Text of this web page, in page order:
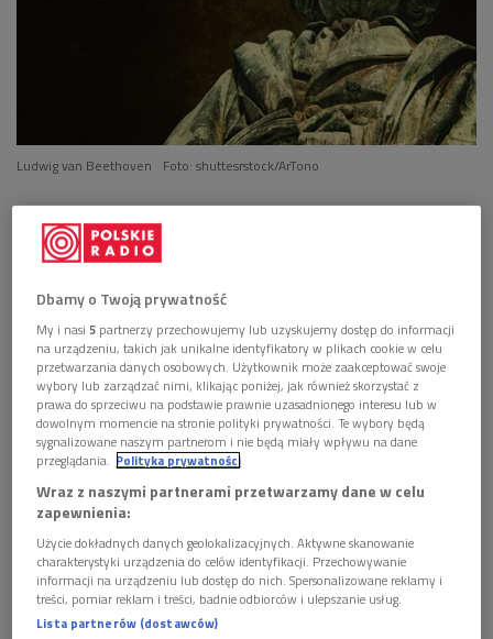
Ludwig van Beethoven Foto: shuttesrstock/ArTono
POSŁUCHAJ
29:59
Podsumowanie Maratonu Beethovenowskiego
Za nami dwudniowy, urodzinowy Maraton Beethovenowski.
250 rocznica urodzin mistrza z Bonn. Ale, czy święto w takim
wymiarze, jakim się spodziewaliśmy?Rok Beethovenowski
dobiega końca, a jego rytm wyznaczany był raczej falami
pandemii, a nie muzycznymi wydarzeniami. Co pozostało po
tym roku i czy Covid dotknął także 250-letniego
Beethovena? O tym w audycji "Rozmowy po zmroku" ze
swoimi gośćmi rozmawiałAndrzej Suł
Dbamy o Twoją prywatność
My i nasi5 partnerzy przechowujemy lub uzyskujemy dostęp do informacji
na urządzeniu, takich jak unikalne identyfikatory w plikach cookie w celu
przetwarzania danych osobowych. Użytkownik może zaakceptować swoje
wybory lub zarządzać nimi, klikając poniżej, jak również skorzystać z
prawa do sprzeciwu na podstawie prawnie uzasadnionego interesu lub w
dowolnym momencie na stronie polityki prywatności. Te wybory będą
sygnalizowane naszym partnerom i nie będą miały wpływu na dane
przeglądania. Polityka prywatności
Wraz z naszymi partnerami przetwarzamy dane w celu
zapewnienia:
Użycie dokładnych danych geolokalizacyjnych. Aktywne skanowanie
charakterystyki urządzenia do celów identyfikacji. Przechowywanie
informacji na urządzeniu lub dostęp do nich. Spersonalizowane reklamy i
treści, pomiar reklam i treści, badnie odbiorców i ulepszanie usług.
Lista partnerów (dostawców)